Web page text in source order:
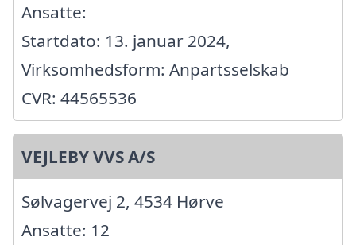
Ansatte:
Startdato: 13. januar 2024,
Virksomhedsform: Anpartsselskab
CVR: 44565536
VEJLEBY VVS A/S
Sølvagervej 2, 4534 Hørve
Ansatte: 12